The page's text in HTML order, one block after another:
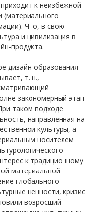
к неизбежной
(материального
Что, в свою
и цивилизация в
продукта.
дизайн-образования
т. н.,
закономерный этап
таком подходе
направленная на
культуры, а
носителем
к традиционному
материальной
глобального
ценности, кризис
возросший